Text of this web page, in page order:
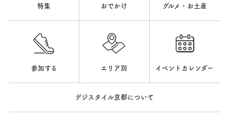
特集 おでかけ グルメ・お土産
参加する エリア別 イベントカレンダー
デジスタイル京都について